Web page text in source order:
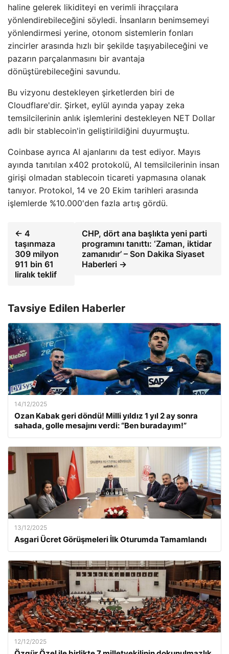
haline gelerek likiditeyi en verimli ihraççılara
yönlendirebileceğini söyledi. İnsanların benimsemeyi
yönlendirmesi yerine, otonom sistemlerin fonları
zincirler arasında hızlı bir şekilde taşıyabileceğini ve
pazarın parçalanmasını bir avantaja
dönüştürebileceğini savundu.
Bu vizyonu destekleyen şirketlerden biri de
Cloudflare'dir. Şirket, eylül ayında yapay zeka
temsilcilerinin anlık işlemlerini destekleyen NET Dollar
adlı bir stablecoin'in geliştirildiğini duyurmuştu.
Coinbase ayrıca AI ajanlarını da test ediyor. Mayıs
ayında tanıtılan x402 protokolü, AI temsilcilerinin insan
girişi olmadan stablecoin ticareti yapmasına olanak
tanıyor. Protokol, 14 ve 20 Ekim tarihleri ​​arasında
işlemlerde %10.000'den fazla artış gördü.
← 4
taşınmaza
309 milyon
911 bin 61
liralık teklif
CHP, dört ana başlıkta yeni parti
programını tanıttı: ‘Zaman, iktidar
zamanıdır’ – Son Dakika Siyaset
Haberleri →
Tavsiye Edilen Haberler
14/12/2025
Ozan Kabak geri döndü! Milli yıldız 1 yıl 2 ay sonra
sahada, golle mesajını verdi: “Ben buradayım!”
13/12/2025
Asgari Ücret Görüşmeleri İlk Oturumda Tamamlandı
12/12/2025